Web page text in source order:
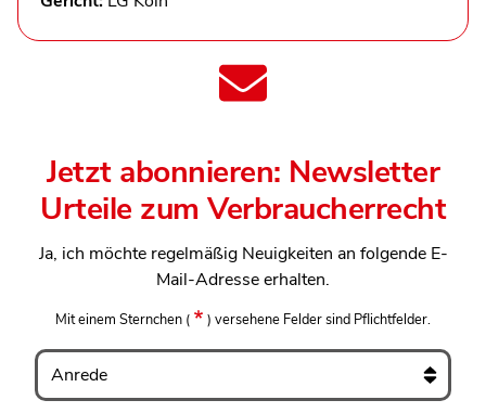
Jetzt abonnieren: Newsletter
Urteile zum Verbraucherrecht
Ja, ich möchte regelmäßig Neuigkeiten an folgende E-
Mail-Adresse erhalten.
Mit einem Sternchen ( ) versehene Felder sind Pflichtfelder.
Anrede